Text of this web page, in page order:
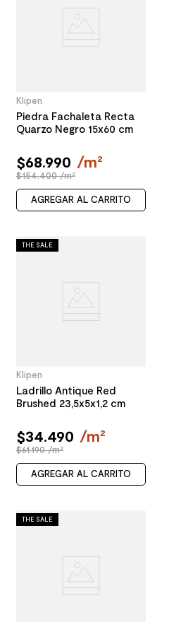
Klipen
Piedra Fachaleta Recta
Quarzo Negro 15x60 cm
$68.990 /m²
$154.400 /m²
AGREGAR AL CARRITO
THE SALE
Klipen
Ladrillo Antique Red
Brushed 23,5x5x1,2 cm
$34.490 /m²
$61.190 /m²
AGREGAR AL CARRITO
THE SALE